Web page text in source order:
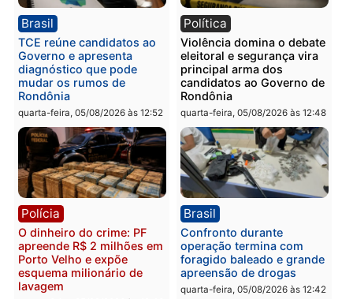
Homem é preso com
drogas durante ação da
PM no Castanheira
quinta-feira, 06/08/2026 às 09:02
Polícia Civil prende dois
homens por tortura,
tráfico e posse de arma
Itapuã
quinta-feira, 06/08/2026 às
Polícia
Homem é preso após
furtar peça de picanha e
reagir a seguranças em
supermercado
quinta-feira, 06/08/2026 às 08:56
Política
Jônatas França é
na convenção e
confirmado candidato a
deputado federal pelo
Republicanos
quarta-feira, 05/08/2026 às